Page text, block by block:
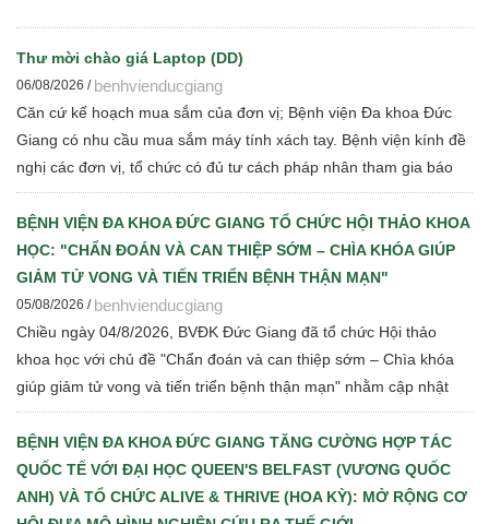
Thư mời chào giá Laptop (DD)
06/08/2026 / benhvienducgiang
Căn cứ kế hoạch mua sắm của đơn vị; Bệnh viện Đa khoa Đức
Giang có nhu cầu mua sắm máy tính xách tay. Bệnh viện kính đề
nghị các đơn vị, tổ chức có đủ tư cách pháp nhân tham gia báo
giá cạnh tranh để Bệnh viện thực hiện các bước đấu thầu theo
quy định hiện hành
BỆNH VIỆN ĐA KHOA ĐỨC GIANG TỔ CHỨC HỘI THẢO KHOA
HỌC: "CHẨN ĐOÁN VÀ CAN THIỆP SỚM – CHÌA KHÓA GIÚP
GIẢM TỬ VONG VÀ TIẾN TRIỂN BỆNH THẬN MẠN"
05/08/2026 / benhvienducgiang
Chiều ngày 04/8/2026, BVĐK Đức Giang đã tổ chức Hội thảo
khoa học với chủ đề "Chẩn đoán và can thiệp sớm – Chìa khóa
giúp giảm tử vong và tiến triển bệnh thận mạn" nhằm cập nhật
những tiến bộ mới trong chẩn đoán, điều trị và quản lý bệnh thận
mạn cho đội ngũ cán bộ y tế.
BỆNH VIỆN ĐA KHOA ĐỨC GIANG TĂNG CƯỜNG HỢP TÁC
QUỐC TẾ VỚI ĐẠI HỌC QUEEN'S BELFAST (VƯƠNG QUỐC
ANH) VÀ TỔ CHỨC ALIVE & THRIVE (HOA KỲ): MỞ RỘNG CƠ